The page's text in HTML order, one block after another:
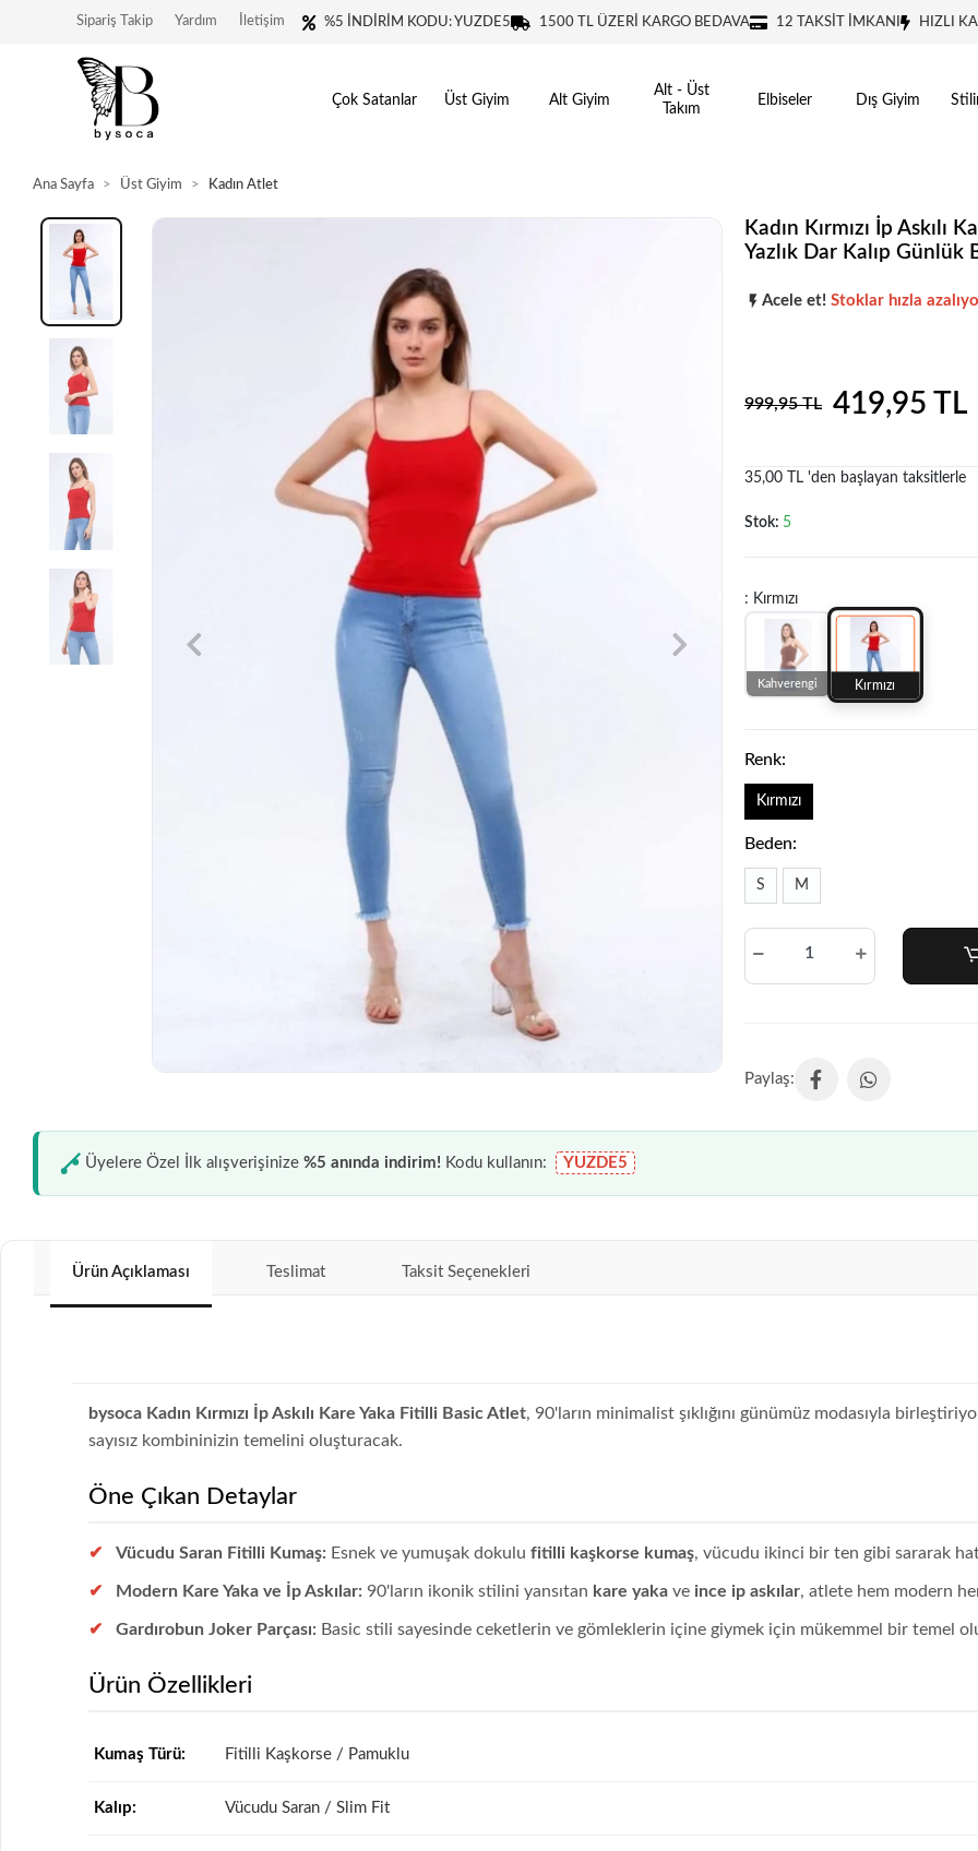
%5 İNDİRİM KODU: YUZDE5 1500 TL ÜZERİ KARGO BEDAVA 12 TAKSİT İMKANI HIZLI
Sipariş Takip Yardım İletişim
Çok Satanlar Üst Giyim Alt Giyim
Alt - Üst
Takım
Elbiseler Dış Giyim
Ana Sayfa Üst Giyim Kadın Atlet
Kadın Kırmızı İp Askılı
Yazlık Dar Kalıp Günlük
Popüler seçim!Gardırobunuz
Acele et! Stoklar hızla
999,95 TL 419,95 TL
35,00 TL 'den başlayan taksitlerle
Stok: 5
: Kırmızı
Kahverengi Kırmızı
Renk:
Kırmızı
Beden:
S M
Üyelere Özel İlk alışverişinize%5 anında indirim! Kodu kullanın: YUZDE5
Ürün Açıklaması Teslimat Taksit Seçenekleri
bysoca Kadın Kırmızı İp Askılı Kare Yaka Fitilli Basic Atlet, 90'ların minimalist şıklığını günümüz modasıyla
sayısız kombininizin temelini oluşturacak.
Öne Çıkan Detaylar
Vücudu Saran Fitilli Kumaş: Esnek ve yumuşak dokulufitilli kaşkorse kumaş, vücudu ikinci bir ten gibi sararak
Modern Kare Yaka ve İp Askılar: 90'ların ikonik stilini yansıtan kare yaka ve ince ip askılar, atlete hem modern
Gardırobun Joker Parçası: Basic stili sayesinde ceketlerin ve gömleklerin içine giymek için mükemmel bir temel
Ürün Özellikleri
Kumaş Türü: Fitilli Kaşkorse / Pamuklu
Kalıp: Vücudu Saran / Slim Fit